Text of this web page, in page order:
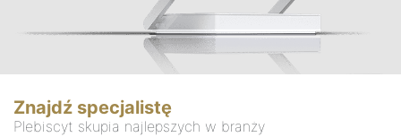
Znajdź specjalistę
Plebiscyt skupia najlepszych w branży